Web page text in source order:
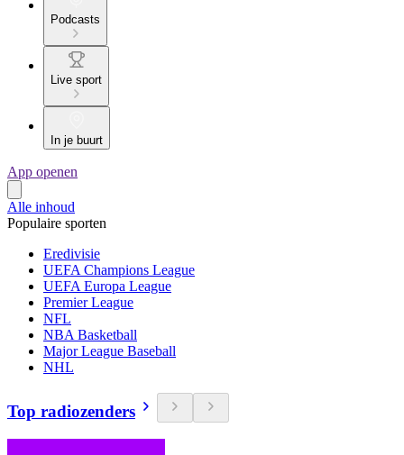
Podcasts
Live sport
In je buurt
App openen
Alle inhoud
Populaire sporten
Eredivisie
UEFA Champions League
UEFA Europa League
Premier League
NFL
NBA Basketball
Major League Baseball
NHL
Top radiozenders